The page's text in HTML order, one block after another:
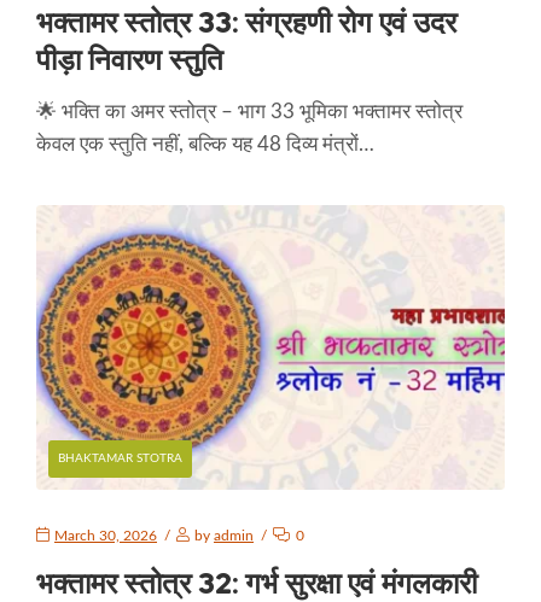
भक्तामर स्तोत्र 33: संग्रहणी रोग एवं उदर
पीड़ा निवारण स्तुति
🌟 भक्ति का अमर स्तोत्र – भाग 33 भूमिका भक्तामर स्तोत्र
केवल एक स्तुति नहीं, बल्कि यह 48 दिव्य मंत्रों…
BHAKTAMAR STOTRA
March 30, 2026 by admin 0
भक्तामर स्तोत्र 32: गर्भ सुरक्षा एवं मंगलकारी